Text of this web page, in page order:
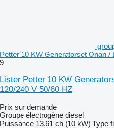
Petter 10 KW Generatorset Onan /
9
Lister Petter 10 KW
120/240 V 50/60 HZ
Prix sur demande
Groupe électrogène diesel
Puissance 13.61 ch (10 kW) Type